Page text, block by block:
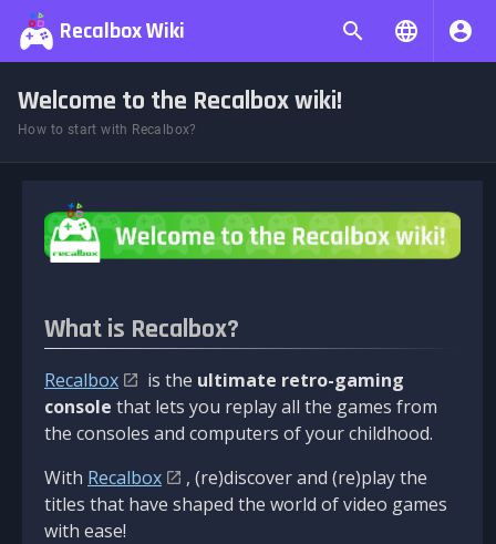
Recalbox Wiki
Welcome to the Recalbox wiki!
How to start with Recalbox?
What is Recalbox?
Recalbox is the ultimate retro-gaming
console that lets you replay all the games from
the consoles and computers of your childhood.
With Recalbox
, (re)discover and (re)play the
titles that have shaped the world of video games
with ease!